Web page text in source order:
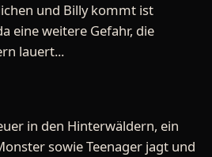
und Billy kommt ist
eine weitere Gefahr, die
lauert...
in den Hinterwäldern, ein
sowie Teenager jagt und